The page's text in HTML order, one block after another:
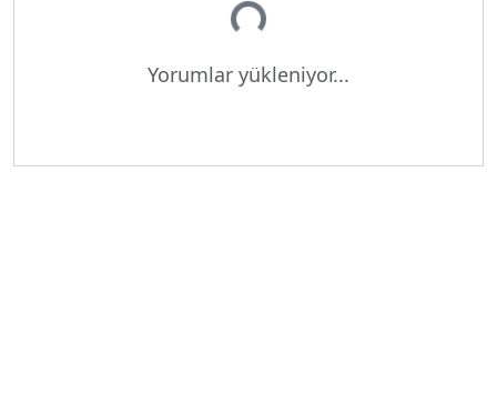
Yükleniyor...
Yorumlar yükleniyor...